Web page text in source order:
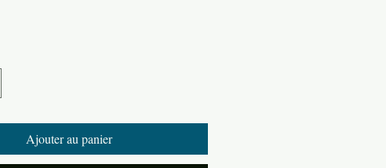
Ajouter au panier